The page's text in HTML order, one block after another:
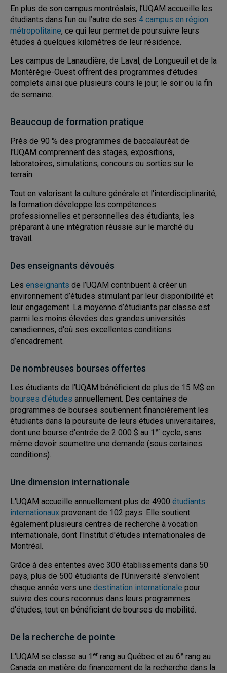
En plus de son campus montréalais, l’UQAM accueille les
étudiants dans l’un ou l’autre de ses 4 campus en région
métropolitaine, ce qui leur permet de poursuivre leurs
études à quelques kilomètres de leur résidence.
Les campus de Lanaudière, de Laval, de Longueuil et de la
Montérégie-Ouest offrent des programmes d’études
complets ainsi que plusieurs cours le jour, le soir ou la fin
de semaine.
Beaucoup de formation pratique
Près de 90 % des programmes de baccalauréat de
l'UQAM comprennent des stages, expositions,
laboratoires, simulations, concours ou sorties sur le
terrain.
Tout en valorisant la culture générale et l'interdisciplinarité,
la formation développe les compétences
professionnelles et personnelles des étudiants, les
préparant à une intégration réussie sur le marché du
travail.
Des enseignants dévoués
Les enseignants de l’UQAM contribuent à créer un
environnement d’études stimulant par leur disponibilité et
leur engagement. La moyenne d’étudiants par classe est
parmi les moins élevées des grandes universités
canadiennes, d'où ses excellentes conditions
d’encadrement.
De nombreuses bourses offertes
Les étudiants de l’UQAM bénéficient de plus de 15 M$ en
bourses d'études annuellement. Des centaines de
programmes de bourses soutiennent financièrement les
étudiants dans la poursuite de leurs études universitaires,
dont une bourse d'entrée de 2 000 $ au 1 er cycle, sans
même devoir soumettre une demande (sous certaines
conditions).
Une dimension internationale
L'UQAM accueille annuellement plus de 4900 étudiants
internationaux provenant de 102 pays. Elle soutient
également plusieurs centres de recherche à vocation
internationale, dont l'Institut d'études internationales de
Montréal.
Grâce à des ententes avec 300 établissements dans 50
pays, plus de 500 étudiants de l'Université s'envolent
chaque année vers une destination internationale pour
suivre des cours reconnus dans leurs programmes
d'études, tout en bénéficiant de bourses de mobilité.
De la recherche de pointe
L'UQAM se classe au 1 er rang au Québec et au 6e rang au
Canada en matière de financement de la recherche dans la